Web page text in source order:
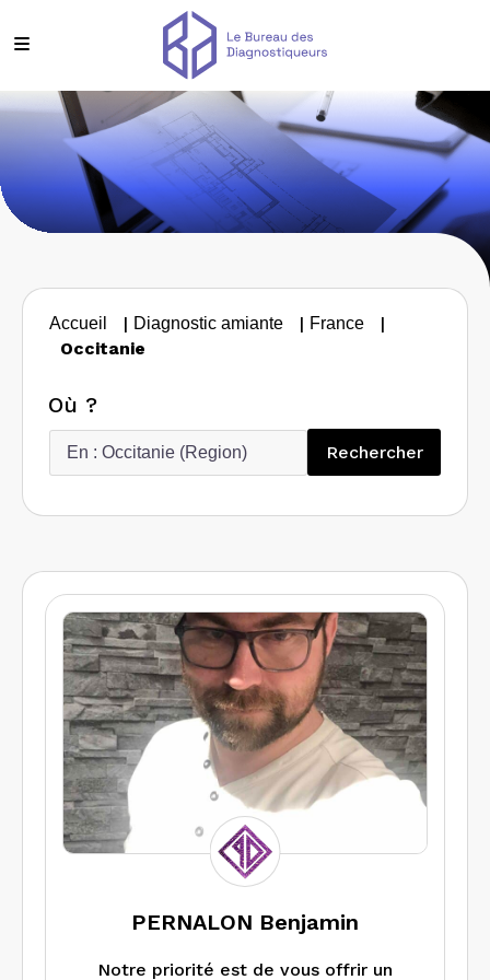
Accueil | Diagnostic amiante | France
|
Occitanie
Où ?
Rechercher
PERNALON Benjamin
Notre priorité est de vous offrir un